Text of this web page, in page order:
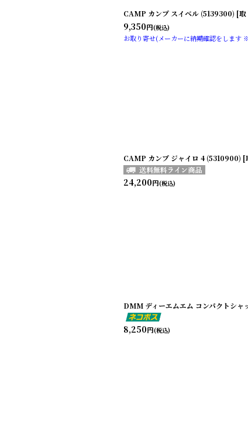
CAMP カンプ スイベル (5139300) [
9,350円(税込)
お取り寄せ(メーカーに納期確認をします
CAMP カンプ ジャイロ 4 (5310900) [
24,200円(税込)
DMM ディーエムエム コンパクトシ
8,250円(税込)